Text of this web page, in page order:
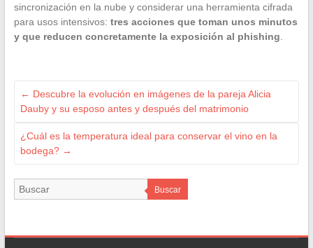
sincronización en la nube y considerar una herramienta cifrada
para usos intensivos: tres acciones que toman unos minutos
y que reducen concretamente la exposición al phishing
← Descubre la evolución en imágenes de la pareja Alicia
Dauby y su esposo antes y después del matrimonio
¿Cuál es la temperatura ideal para conservar el vino en la
bodega? →
Buscar